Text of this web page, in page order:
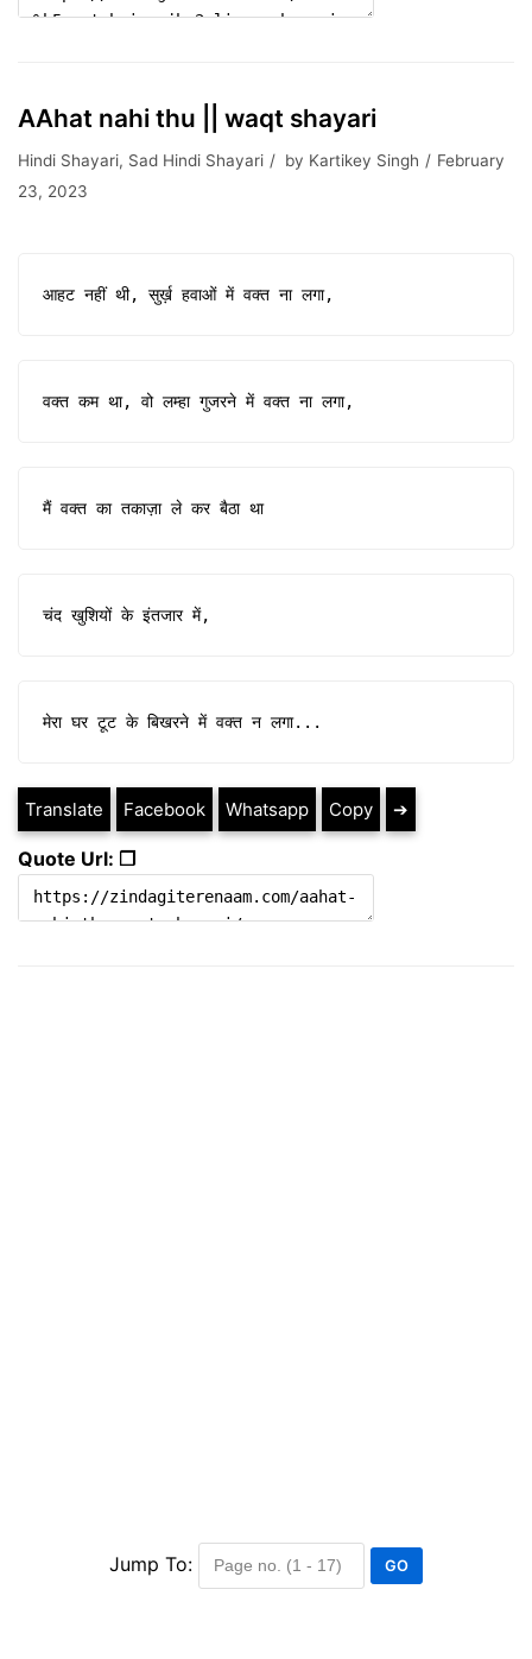
AAhat nahi thu || waqt shayari
Hindi Shayari, Sad Hindi Shayari by Kartikey Singh
February
23, 2023
आहट नहीं थी, सुर्ख़ हवाओं में वक्त ना लगा,
वक्त कम था, वो लम्हा गुजरने में वक्त ना लगा,
मैं वक्त का तकाज़ा ले कर बैठा था
चंद खुशियों के इंतजार में,
मेरा घर टूट के बिखरने में वक्त न लगा...
Translate Facebook Whatsapp Copy ➔
Quote Url: ❐
Jump To: